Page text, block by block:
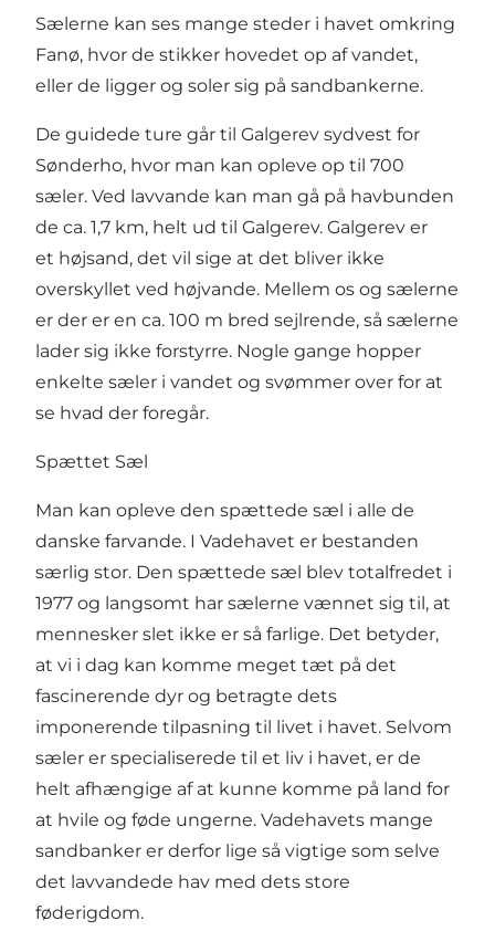
Sælerne kan ses mange steder i havet omkring
Fanø, hvor de stikker hovedet op af vandet,
eller de ligger og soler sig på sandbankerne.
De guidede ture går til Galgerev sydvest for
Sønderho, hvor man kan opleve op til 700
sæler. Ved lavvande kan man gå på havbunden
de ca. 1,7 km, helt ud til Galgerev. Galgerev er
et højsand, det vil sige at det bliver ikke
overskyllet ved højvande. Mellem os og sælerne
er der er en ca. 100 m bred sejlrende, så sælerne
lader sig ikke forstyrre. Nogle gange hopper
enkelte sæler i vandet og svømmer over for at
se hvad der foregår.
Spættet Sæl
Man kan opleve den spættede sæl i alle de
danske farvande. I Vadehavet er bestanden
særlig stor. Den spættede sæl blev totalfredet i
1977 og langsomt har sælerne vænnet sig til, at
mennesker slet ikke er så farlige. Det betyder,
at vi i dag kan komme meget tæt på det
fascinerende dyr og betragte dets
imponerende tilpasning til livet i havet. Selvom
sæler er specialiserede til et liv i havet, er de
helt afhængige af at kunne komme på land for
at hvile og føde ungerne. Vadehavets mange
sandbanker er derfor lige så vigtige som selve
det lavvandede hav med dets store
føderigdom.